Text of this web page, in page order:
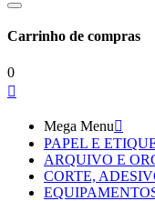
Carrinho de compras
0

Mega Menu
PAPEL E
ARQUIVO E
CORTE,